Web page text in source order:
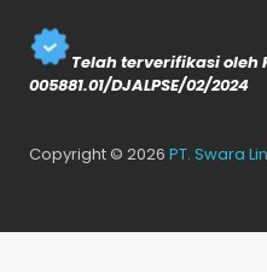
Telah terverifikasi oleh
005881.01/DJALPSE/02/2024
Copyright © 2026 PT. Swara